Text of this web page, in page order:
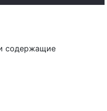
содержащие